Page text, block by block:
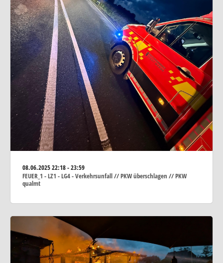
08.06.202522:18 - 23:59
FEUER_1 - LZ1 - LG4 - Verkehrsunfall // PKW überschlagen // PKW
qualmt